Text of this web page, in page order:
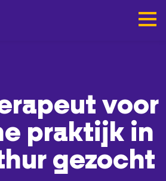
voor
praktijk in
gezocht